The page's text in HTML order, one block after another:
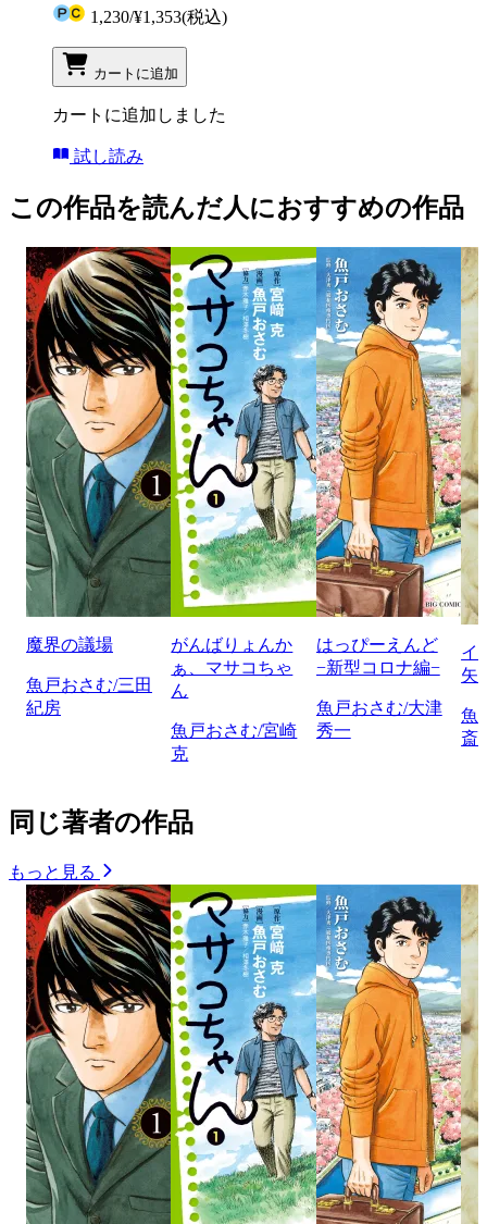
1,230/¥1,353(税込)
カートに追加
カートに追加しました
試し読み
この作品を読んだ人におすすめの作品
魔界の議場
魚戸おさむ/三田
紀房
がんばりょんか
ぁ、マサコちゃ
ん
魚戸おさむ/宮崎
克
はっぴーえんど
−新型コロナ編−
魚戸おさむ/大津
秀一
イ
矢
魚
斎
同じ著者の作品
もっと見る